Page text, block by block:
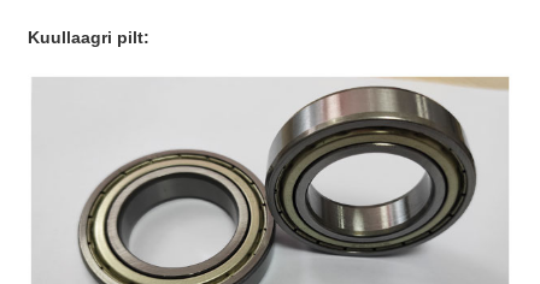
Kuullaagri pilt: